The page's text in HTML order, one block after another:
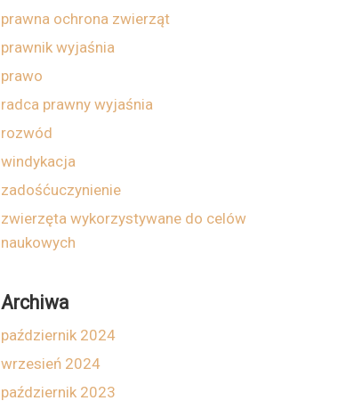
prawna ochrona zwierząt
prawnik wyjaśnia
prawo
radca prawny wyjaśnia
rozwód
windykacja
zadośćuczynienie
zwierzęta wykorzystywane do celów
naukowych
Archiwa
październik 2024
wrzesień 2024
październik 2023